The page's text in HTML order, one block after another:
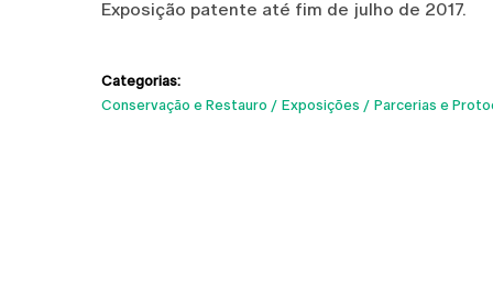
Exposição patente até fim de julho de 2017.
Categorias:
Conservação e Restauro
Exposições Parcerias e